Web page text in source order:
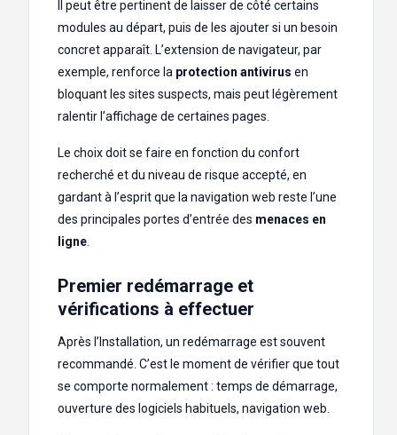
Il peut être pertinent de laisser de côté certains
modules au départ, puis de les ajouter si un besoin
concret apparaît. L’extension de navigateur, par
exemple, renforce la protection antivirus en
bloquant les sites suspects, mais peut légèrement
ralentir l’affichage de certaines pages.
Le choix doit se faire en fonction du confort
recherché et du niveau de risque accepté, en
gardant à l’esprit que la navigation web reste l’une
des principales portes d’entrée des menaces en
ligne
Premier redémarrage et
vérifications à effectuer
Après l’Installation, un redémarrage est souvent
recommandé. C’est le moment de vérifier que tout
se comporte normalement : temps de démarrage,
ouverture des logiciels habituels, navigation web.